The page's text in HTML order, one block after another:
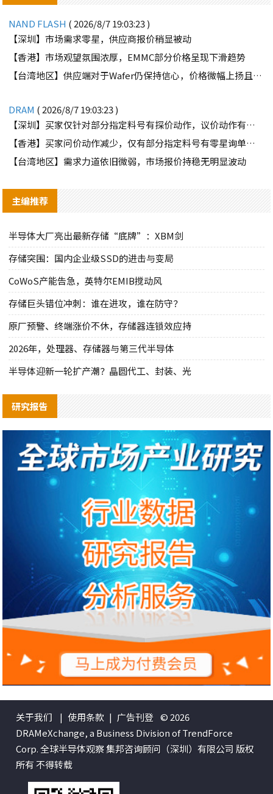
NAND FLASH ( 2026/8/7 19:03:23 )
【深圳】市场需求零星，供应商报价稍显被动
【香港】市场观望氛围浓厚，EMMC部分价格呈现下滑趋势
【台湾地区】供应端对于Wafer仍保持信心，价格微幅上扬且惜售态度不变
DRAM ( 2026/8/7 19:03:23 )
【深圳】买家仅针对部分指定料号有探价动作，议价动作有所减少
【香港】买家问价动作减少，仅有部分指定料号有零星询单动作
【台湾地区】需求力道依旧微弱，市场报价持稳无明显波动
主编推荐
半导体大厂亮出最新存储“底牌”：XBM剑
存储突围：国内企业级SSD的进击与变局
CoWoS产能告急，英特尔EMIB搅动风
存储巨头错位冲刺：谁在进攻，谁在防守？
原厂预警、终端涨价不休，存储器连锁效应持
2026年，处理器、存储器与第三代半导体
半导体迎新一轮扩产潮？晶圆代工、封装、光
研究报告
关于我们 | 使用条款 | 广告刊登 © 2026
DRAMeXchange, a Business Division of TrendForce
Corp. 全球半导体观察 集邦咨询顾问（深圳）有限公司 版权
所有 不得转载